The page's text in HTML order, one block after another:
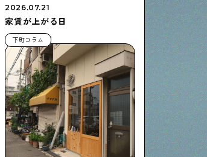
2026.07.21
家賃が上がる日
下町コラム